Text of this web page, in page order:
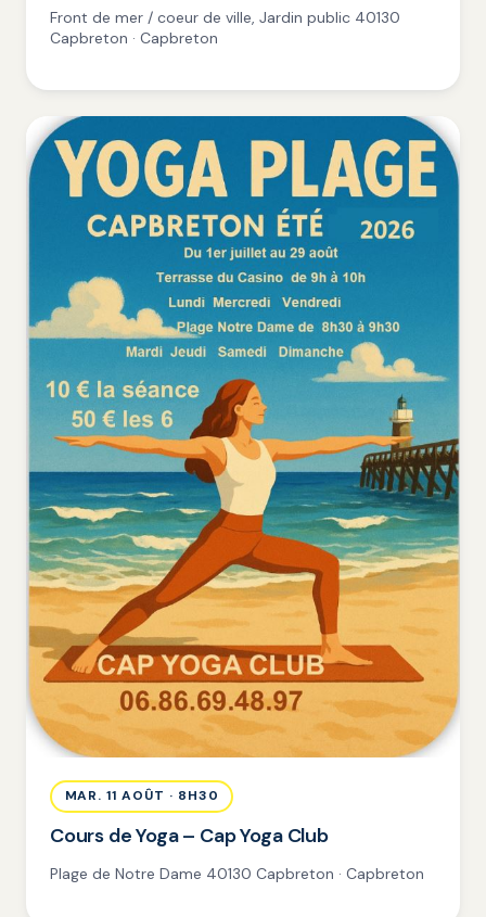
Front de mer / coeur de ville, Jardin public 40130
Capbreton · Capbreton
MAR. 11 AOÛT · 8H30
Cours de Yoga – Cap Yoga Club
Plage de Notre Dame 40130 Capbreton · Capbreton